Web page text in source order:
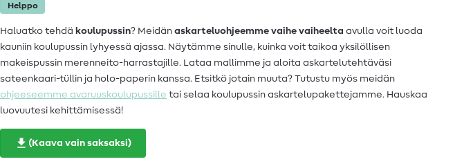
Helppo
Haluatko tehdä koulupussin? Meidän askarteluohjeemme vaihe vaiheelta avulla voit luoda
kauniin koulupussin lyhyessä ajassa. Näytämme sinulle, kuinka voit taikoa yksilöllisen
makeispussin merenneito-harrastajille. Lataa mallimme ja aloita askartelutehtäväsi
sateenkaari-tüllin ja holo-paperin kanssa. Etsitkö jotain muuta? Tutustu myös meidän
ohjeeseemme avaruuskoulupussille tai selaa koulupussin askartelupakettejamme. Hauskaa
luovuutesi kehittämisessä!
(Kaava vain saksaksi)